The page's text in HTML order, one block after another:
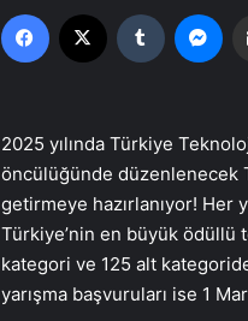
Facebook Tumblr
2025 yılında Türkiye
öncülüğünde düzenlenecek
getirmeye hazırlanıyor! Her
Türkiye’nin en büyük ödüllü
kategori ve 125 alt
yarışma başvuruları ise 1